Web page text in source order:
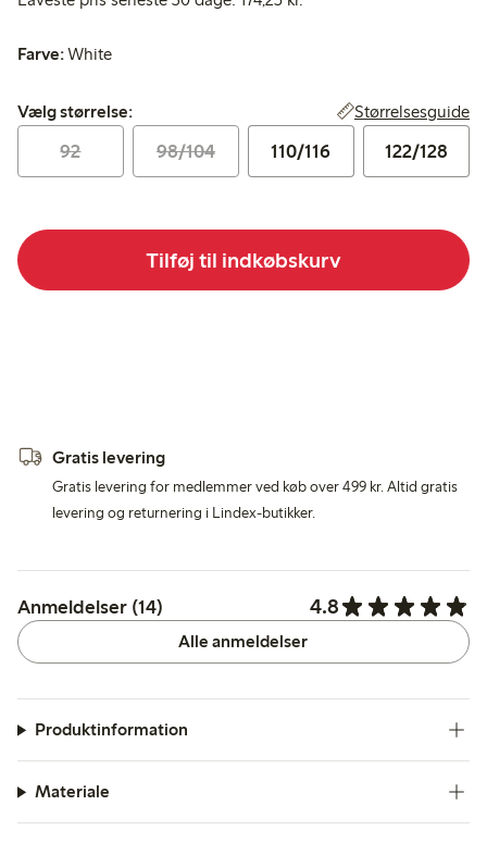
Farve:White
Vælg størrelse:
Vælg størrelse: Størrelsesguide
92 98/104 110/116 122/128
Tilføj til indkøbskurv
Gratis levering
Gratis levering for medlemmer ved køb over 499 kr. Altid gratis
levering og returnering i Lindex-butikker.
Anmeldelser (14) 4.8
Alle anmeldelser
Produktinformation
Materiale